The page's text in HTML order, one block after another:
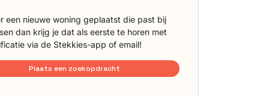
een nieuwe woning geplaatst die past bij
dan krijg je dat als eerste te horen met
via de Stekkies-app of email!
Plaats een zoekopdracht